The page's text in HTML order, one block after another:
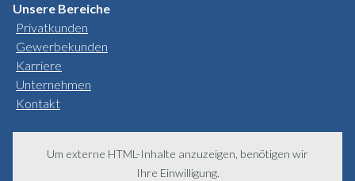
Unsere Bereiche
Privatkunden
Gewerbekunden
Karriere
Unternehmen
Kontakt
Um externe HTML-Inhalte anzuzeigen, benötigen wir
Ihre Einwilligung.